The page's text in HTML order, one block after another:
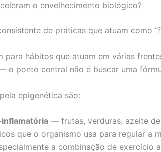
o envelhecimento biológico?
de práticas que atuam como
para hábitos que atuam em várias
o ponto central não é buscar uma
epigenética são:
— frutas, verduras, azeite
que o organismo usa para regular a
a combinação de exercício